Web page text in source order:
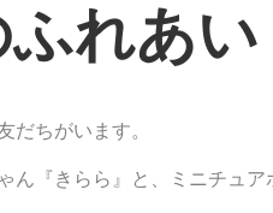
れあい
だちがいます。
ん『きらら』と、ミニチュア